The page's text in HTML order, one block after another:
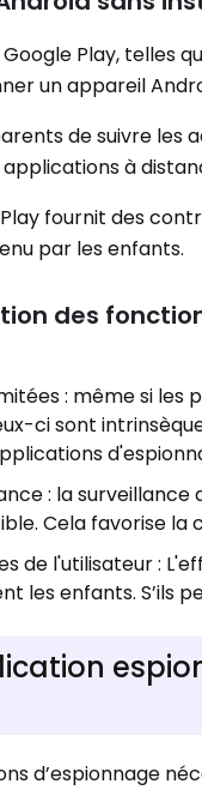
Play, telles
un appareil
de suivre
à
fournit des
par les enfants.
des
: même si
ci sont
: la
Cela favorise
de l'utilisateur :
les enfants. S’ils
d’espionnage